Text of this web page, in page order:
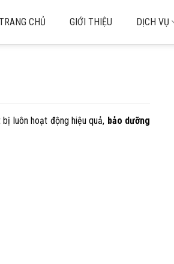
CHỦ GIỚI THIỆU DỊCH VỤ
luôn hoạt động hiệu quả, bảo dưỡng